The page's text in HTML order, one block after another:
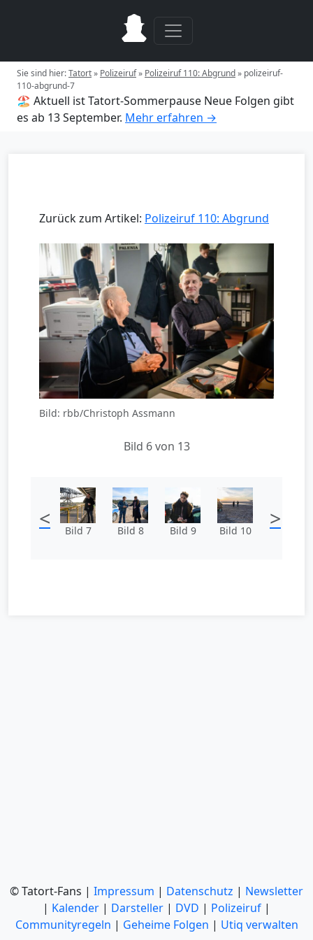
Sie sind hier:Tatort» Polizeiruf» Polizeiruf 110: Abgrund» polizeiruf-
110-abgrund-7
🏖️ Aktuell ist Tatort-Sommerpause Neue Folgen gibt
es ab 13 September. Mehr erfahren →
Zurück zum Artikel: Polizeiruf 110: Abgrund
Bild: rbb/Christoph Assmann
Bild 6 von 13
< Bild 7 Bild 8 Bild 9 Bild 10 >
© Tatort-Fans | Impressum | Datenschutz | Newsletter
| Kalender | Darsteller | DVD | Polizeiruf |
Communityregeln | Geheime Folgen | Utiq verwalten